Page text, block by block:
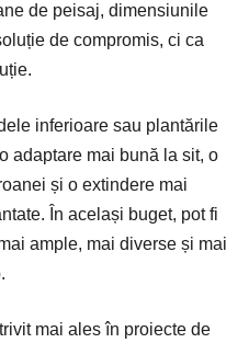
de peisaj, dimensiunile
de compromis, ci ca
inferioare sau plantările
adaptare mai bună la sit, o
și o extindere mai
În același buget, pot fi
ample, mai diverse și mai
mai ales în proiecte de